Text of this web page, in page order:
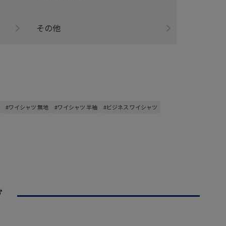
その他
#ワイシャツ 無地 #ワイシャツ 半袖 #ビジネス ワイシャツ